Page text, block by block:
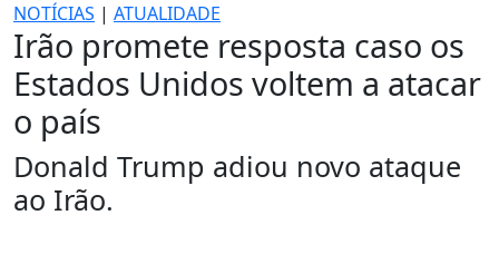
NOTÍCIAS | ATUALIDADE
Irão promete resposta caso os
Estados Unidos voltem a atacar
o país
Donald Trump adiou novo ataque
ao Irão.